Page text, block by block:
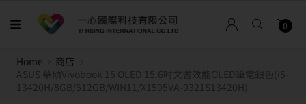
0
Home
商店
ASUS 華碩Vivobook 15 OLED 15.6吋文書效能OLED筆電銀色(i5-
13420H/8GB/512GB/WIN11/X1505VA-0321S13420H)